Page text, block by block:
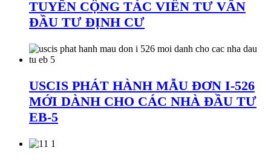
TUYỂN CỘNG TÁC VIÊN TƯ VẤN
ĐẦU TƯ ĐỊNH CƯ
USCIS PHÁT HÀNH MẪU ĐƠN I-526
MỚI DÀNH CHO CÁC NHÀ ĐẦU TƯ
EB-5